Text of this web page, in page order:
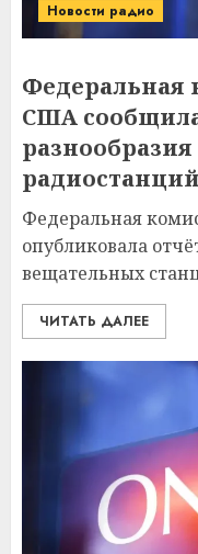
Новости радио
Федеральная
США
радиостанций
Федеральная
опубликовала
вещательных
ЧИТАТЬ ДАЛЕЕ